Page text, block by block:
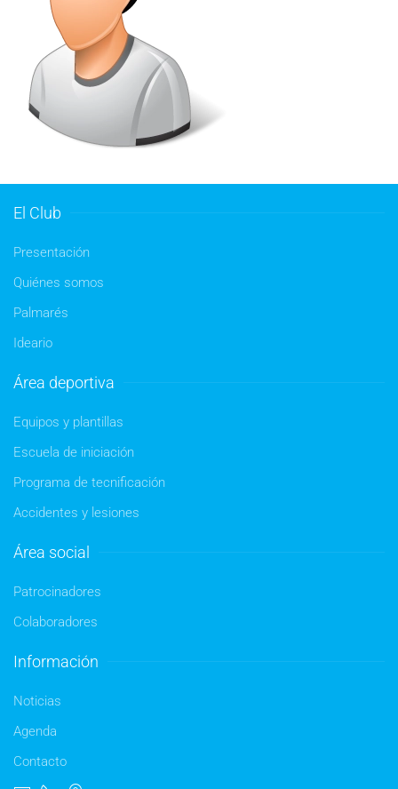
El Club
Presentación
Quiénes somos
Palmarés
Ideario
Área deportiva
Equipos y plantillas
Escuela de iniciación
Programa de tecnificación
Accidentes y lesiones
Área social
Patrocinadores
Colaboradores
Información
Noticias
Agenda
Contacto